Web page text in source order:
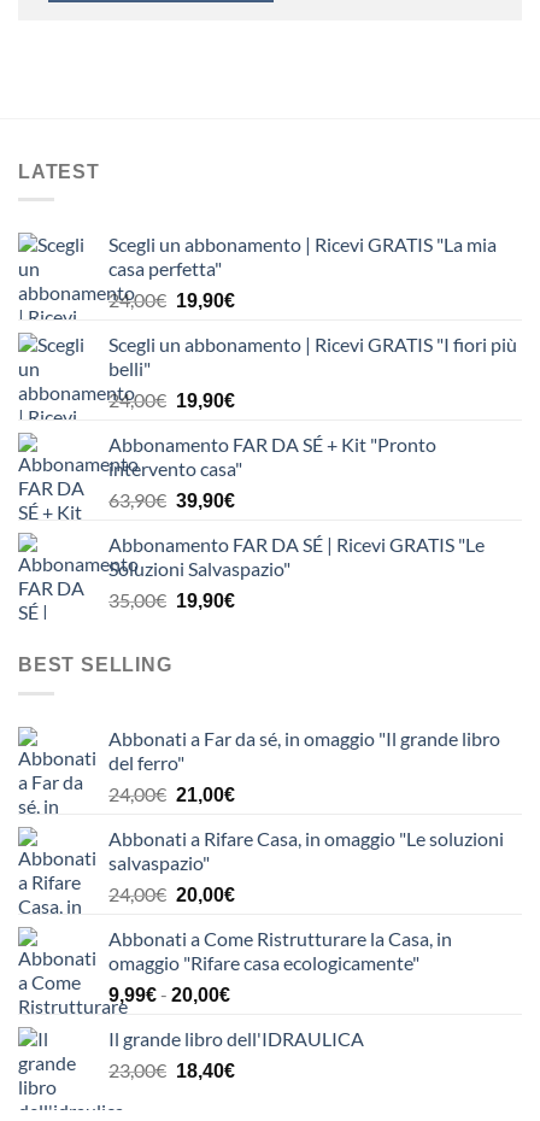
LATEST
Scegli un abbonamento | Ricevi GRATIS "La mia
casa perfetta"
24,00€ Il
originale
24,00€.
19,90€Il
attuale
19,90€.
Scegli un abbonamento | Ricevi GRATIS "I fiori più
belli"
24,00€ Il
originale
era:
24,00€.
19,90€Il
attuale
è:
19,90€.
Abbonamento FAR DA SÉ + Kit "Pronto
intervento casa"
63,90€ Il
originale
era:
63,90€.
39,90€Il
attuale
è:
39,90€.
Abbonamento FAR DA SÉ | Ricevi GRATIS "Le
Soluzioni Salvaspazio"
35,00€ Il
19,90€Il
BEST SELLING
Abbonati a Far da sé, in omaggio "Il grande libro
del ferro"
24,00€ Il
originale
era:
24,00€.
21,00€Il
attuale
21,00€.
Abbonati a Rifare Casa, in omaggio "Le soluzioni
salvaspazio"
24,00€ Il
originale
era:
24,00€.
20,00€Il
attuale
è:
Abbonati a Come Ristrutturare la Casa, in
omaggio "Rifare casa ecologicamente"
9,99€- 20,00€Fascia
prezzo:
da
Il grande libro dell'IDRAULICA
23,00€ Il
18,40€Il